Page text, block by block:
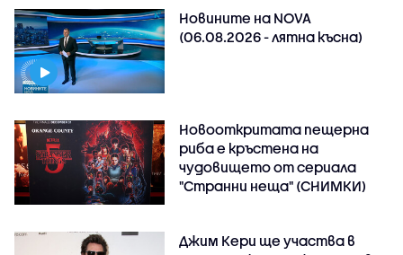
Новините на NOVA
(06.08.2026 - лятна късна)
Новооткритата пещерна
риба е кръстена на
чудовището от сериала
"Странни неща" (СНИМКИ)
Джим Кери ще участва в